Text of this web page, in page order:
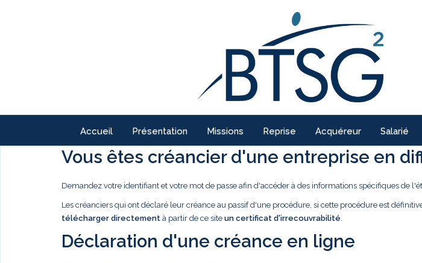
Accueil Présentation Missions Reprise Acquéreur Salarié
Vous êtes créancier d'une entreprise en
Demandez votre identifiant et votre mot de passe afin d'accéder à des informations spécifiques de
Les créanciers qui ont déclaré leur créance au passif d'une procédure, si cette procédure est
télécharger directement à partir de ce site un certificat d'irrecouvrabilité.
Déclaration d'une créance en ligne